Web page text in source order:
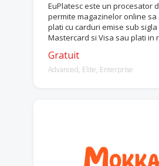
EuPlatesc este un procesator
permite magazinelor online sa
plati cu carduri emise sub sigla
Mastercard si Visa sau plati in
Gratuit
Advanced, Elite, Enterprise